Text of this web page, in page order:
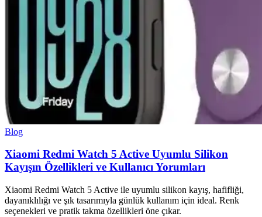
Blog
Xiaomi Redmi Watch 5 Active Uyumlu Silikon
Kayışın Özellikleri ve Kullanıcı Yorumları
Xiaomi Redmi Watch 5 Active ile uyumlu silikon kayış, hafifliği,
dayanıklılığı ve şık tasarımıyla günlük kullanım için ideal. Renk
seçenekleri ve pratik takma özellikleri öne çıkar.